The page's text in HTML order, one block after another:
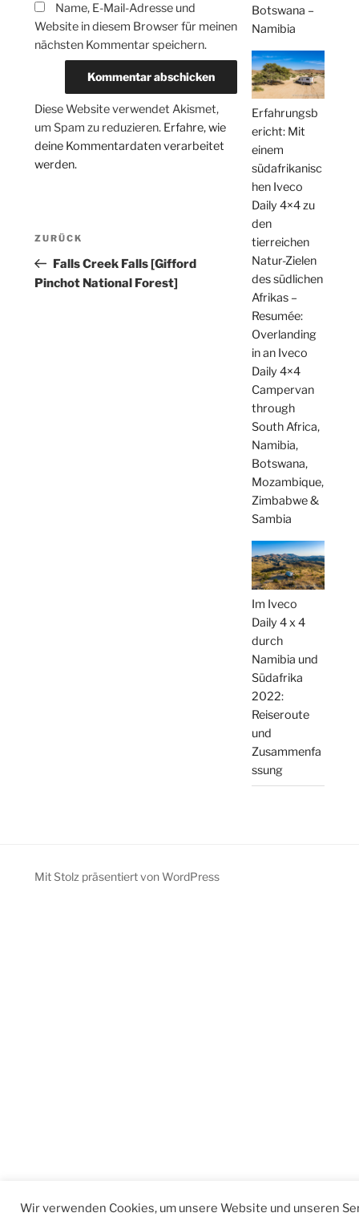
Name, E-Mail-Adresse und
Website in diesem Browser für meinen
nächsten Kommentar speichern.
Diese Website verwendet Akismet,
um Spam zu reduzieren. Erfahre, wie
deine Kommentardaten verarbeitet
werden.
Beitragsnavigation
Vorheriger
Beitrag
ZURÜCK
Falls Creek Falls [Gifford
Pinchot National Forest]
Botswana –
Namibia
Erfahrungsb
ericht: Mit
einem
südafrikanisc
hen Iveco
Daily 4×4 zu
den
tierreichen
Natur-Zielen
des südlichen
Afrikas –
Resumée:
Overlanding
in an Iveco
Daily 4×4
Campervan
through
South Africa,
Namibia,
Botswana,
Mozambique,
Zimbabwe &
Sambia
Im Iveco
Daily 4 x 4
durch
Namibia und
Südafrika
2022:
Reiseroute
und
Zusammenfa
ssung
Mit Stolz präsentiert von WordPress
Wir verwenden Cookies, um unsere Website und unseren